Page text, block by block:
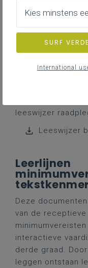
leeswijzer
Hij bevat
geclusterd per
algemene
leeswijzer
Leeswijzer
Leerlijnen
Deze
van de
interactieve
derde graad.
leggen ontstaan
Kies minstens
SURF
International